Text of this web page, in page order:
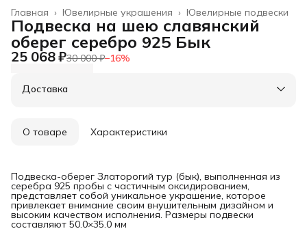
Ювелирные подвески
Ювелирные украшения ›
Главная ›
Подвеска на шею славянский
оберег серебро 925 Бык
25 068 ₽30 000 ₽−16%
Доставка
О товаре Характеристики
Подвеска-оберег Златорогий тур (бык), выполненная из
серебра 925 пробы с частичным оксидированием,
представляет собой уникальное украшение, которое
привлекает внимание своим внушительным дизайном и
высоким качеством исполнения. Размеры подвески
составляют 50.0×35.0 мм